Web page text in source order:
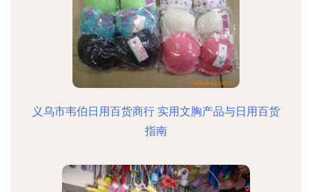
义乌市韦伯日用百货商行 实用文胸产品与日用百货
指南